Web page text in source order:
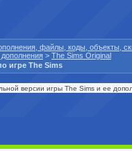
файлы, коды, объекты,
> The Sims Original
игре The Sims
версии игры The Sims и ее